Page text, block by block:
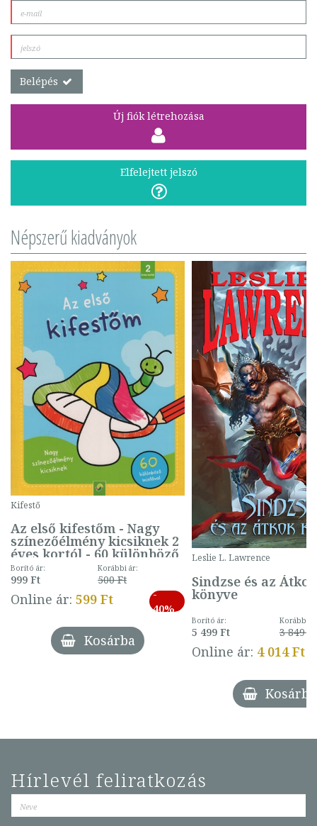
Belépés
Új fiók létrehozása
Elfelejtett jelszó
Népszerű kiadványok
Kifestő
Az első kifestőm - Nagy
színezőélmény kicsiknek 2
éves kortól - 60 különböző
mintával (gombás)
Borító ár:
999 Ft
Korábbi ár:
500 Ft
Online ár: 599 Ft
-
40%
Kosárba
Leslie L. Lawrence
Sindzse és az Átkok
könyve
Borító ár:
5 499 Ft
Korábbi
3 849 Ft
Online ár: 4 014 Ft
Kosárba
Hírlevél feliratkozás